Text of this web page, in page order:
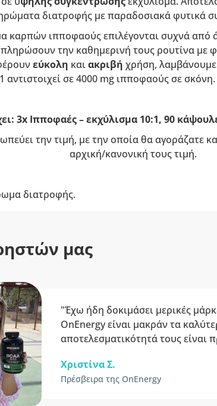
διατροφής με παραδοσιακά φυτικά
καρπών ιπποφαούς επιλέγονται συχνά από
την καθημερινή τους ρουτίνα με
εύκολη καιακριβή χρήση,
αντιστοιχεί σε 4000 mg ιπποφαούς σε σκόνη.
3x Ιπποφαές – εκχύλισμα 10:1, 90
την τιμή, με την οποία θα αγοράζατε
αρχική/κανονική τους τιμή.
διατροφής.
μας
"Έχω ήδη δοκιμάσει μερικές
OnEnergy είναι μακράν τα
αποτελεσματικότητά τους είναι
Χριστίνα Σ.
Πρέσβειρα της OnEnergy